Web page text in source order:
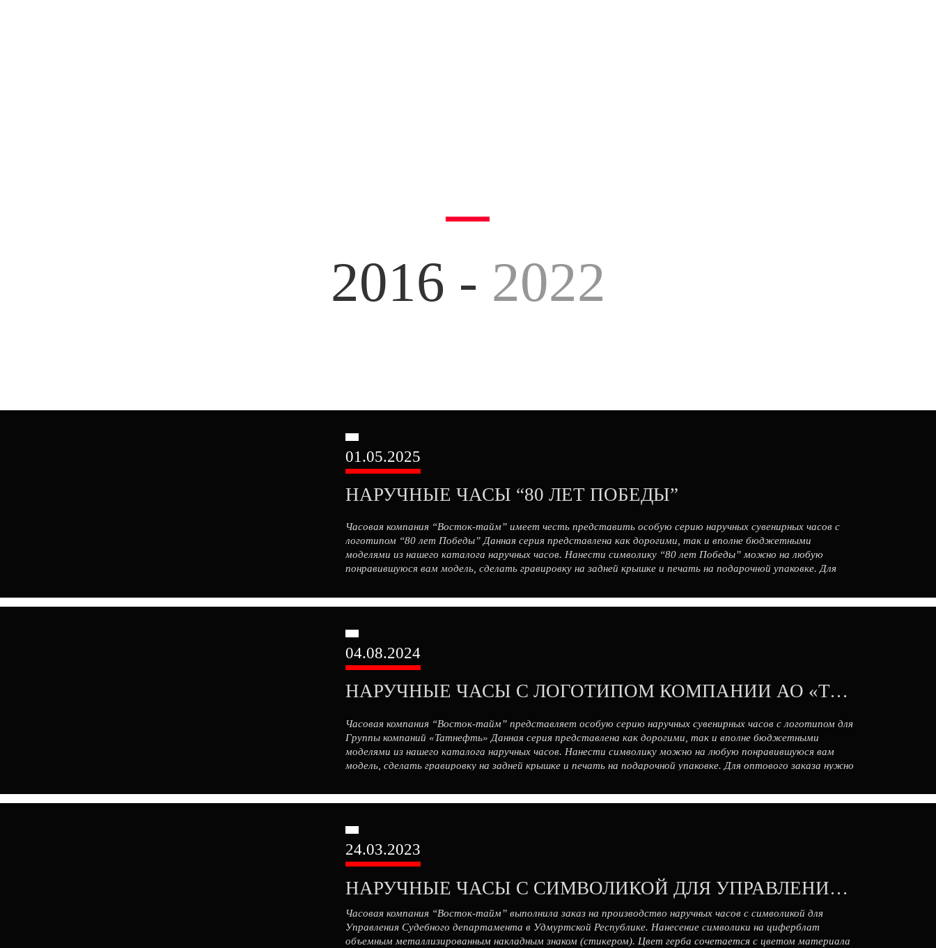
2016 - 2022
01.05.2025
НАРУЧНЫЕ ЧАСЫ “80 ЛЕТ ПОБЕДЫ”
Часовая компания “Восток-тайм” имеет честь представить особую серию наручных сувенирных часов с
логотипом “80 лет Победы” Данная серия представлена как дорогими, так и вполне бюджетными
моделями из нашего каталога наручных часов. Нанести символику “80 лет Победы” можно на любую
понравившуюся вам модель, сделать гравировку на задней крышке и печать на подарочной упаковке. Для
04.08.2024
НАРУЧНЫЕ ЧАСЫ С ЛОГОТИПОМ КОМПАНИИ АО «ТАНЕКО»
Часовая компания “Восток-тайм” представляет особую серию наручных сувенирных часов с логотипом для
Группы компаний «Татнефть» Данная серия представлена как дорогими, так и вполне бюджетными
моделями из нашего каталога наручных часов. Нанести символику можно на любую понравившуюся вам
модель, сделать гравировку на задней крышке и печать на подарочной упаковке. Для оптового заказа нужно
24.03.2023
НАРУЧНЫЕ ЧАСЫ С СИМВОЛИКОЙ ДЛЯ УПРАВЛЕНИЯ СУДЕБНОГО ДЕПАРТАМЕНТА
Часовая компания “Восток-тайм” выполнила заказ на производство наручных часов с символикой для
Управления Судебного департамента в Удмуртской Республике. Нанесение символики на циферблат
объемным металлизированным накладным знаком (стикером). Цвет герба сочетается с цветом материала